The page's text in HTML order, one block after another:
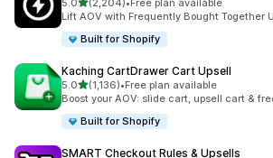
5.0 (2,204)
ทั้งหมด 2204 รีวิว
•Free plan available
Lift AOV with Frequently Bought Together
Built for Shopify
Kaching CartDrawer Cart Upsell
5.0เต็ม 5 ดาว
(1,136)
ทั้งหมด 1136 รีวิว
•Free plan available
Boost your AOV: slide cart, upsell cart &
Built for Shopify
SMART Checkout Rules & Upsells